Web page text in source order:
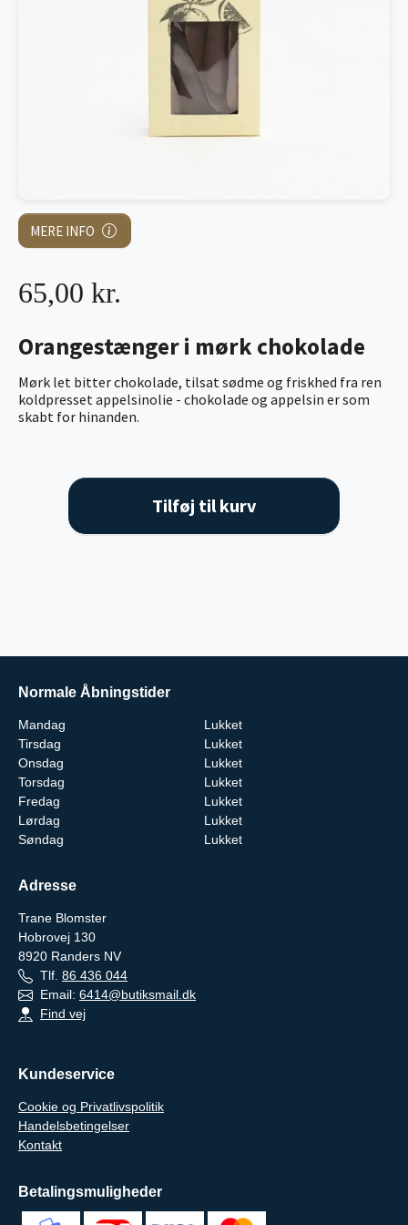
MERE INFO
Orangestænger i mørk chokolade
Mørk let bitter chokolade, tilsat sødme og friskhed fra ren
koldpresset appelsinolie - chokolade og appelsin er som
skabt for hinanden.
65,00 kr.
Tilføj til kurv
Normale Åbningstider
Mandag
Lukket
Tirsdag
Lukket
Onsdag
Lukket
Torsdag
Lukket
Fredag
Lukket
Lørdag
Lukket
Søndag
Lukket
Adresse
Trane Blomster
Hobrovej 130
8920 Randers NV
Tlf. 86 436 044
Email: 6414@butiksmail.dk
Find vej
Kundeservice
Cookie og Privatlivspolitik
Handelsbetingelser
Kontakt
Betalingsmuligheder